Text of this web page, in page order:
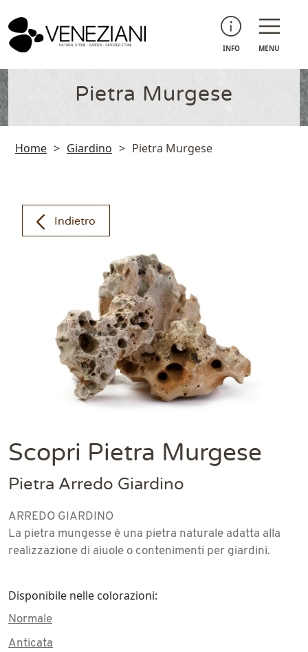
INFO MENU
Pietra Murgese
Home > Giardino > Pietra Murgese
Indietro
Scopri Pietra Murgese
Pietra Arredo Giardino
ARREDO GIARDINO
La pietra mungesse è una pietra naturale adatta alla
realizzazione di aiuole o contenimenti per giardini.
Disponibile nelle colorazioni:
Normale
Anticata